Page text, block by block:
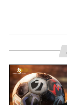
(West
(Newcastle),
Maddison
Saka
(Aston Villa)